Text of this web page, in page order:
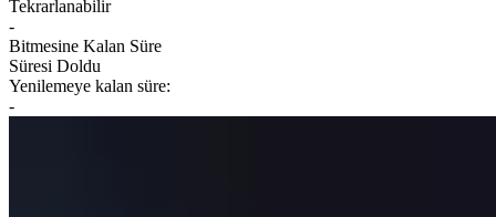
Tekrarlanabilir
-
Bitmesine Kalan Süre
Süresi Doldu
Yenilemeye kalan süre:
-